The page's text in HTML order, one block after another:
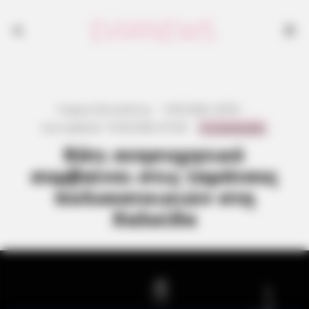
Κάτι ανησυχητικό
συμβαίνει στις ταράτσες
πολυκατοικιών στη
Χαλκίδα